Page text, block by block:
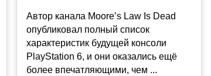
Автор канала Moore’s Law Is Dead
опубликовал полный список
характеристик будущей консоли
PlayStation 6, и они оказались ещё
более впечатляющими, чем ...